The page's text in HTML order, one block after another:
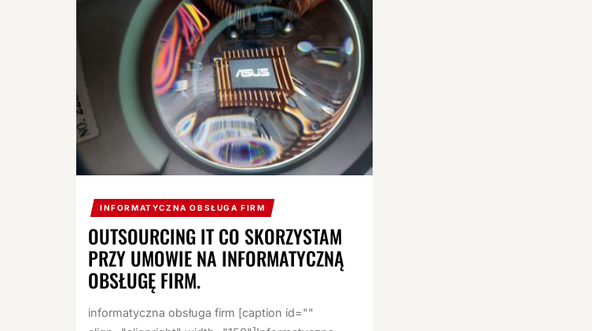
INFORMATYCZNA OBSŁUGA FIRM
OUTSOURCING IT CO SKORZYSTAM
PRZY UMOWIE NA INFORMATYCZNĄ
OBSŁUGĘ FIRM.
informatyczna obsługa firm [caption id=""